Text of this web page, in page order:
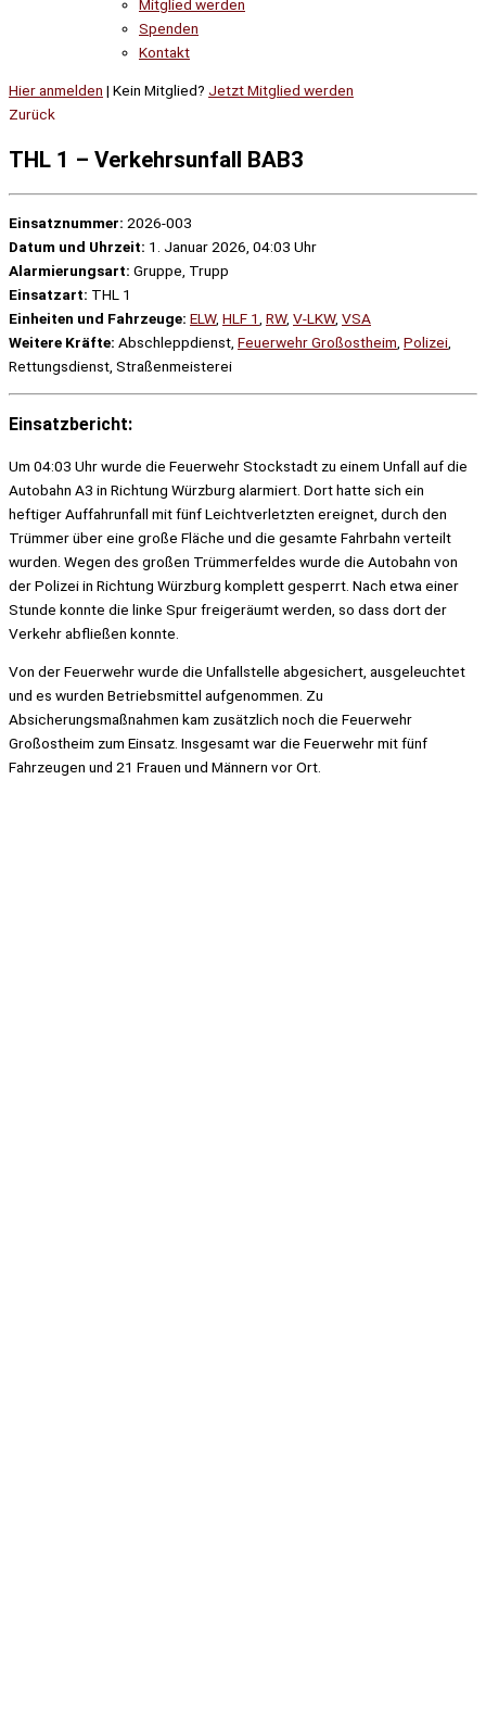
Mitglied werden
Spenden
Kontakt
Hier anmelden | Kein Mitglied? Jetzt Mitglied werden
Zurück
THL 1 – Verkehrsunfall BAB3
Einsatznummer: 2026-003
Datum und Uhrzeit: 1. Januar 2026, 04:03 Uhr
Alarmierungsart: Gruppe, Trupp
Einsatzart: THL 1
Einheiten und Fahrzeuge: ELW, HLF 1 RW, V-LKW, VSA
Weitere Kräfte: Abschleppdienst, Feuerwehr Großostheim Polizei
Rettungsdienst, Straßenmeisterei
Einsatzbericht:
Um 04:03 Uhr wurde die Feuerwehr Stockstadt zu einem Unfall auf die
Autobahn A3 in Richtung Würzburg alarmiert. Dort hatte sich ein
heftiger Auffahrunfall mit fünf Leichtverletzten ereignet, durch den
Trümmer über eine große Fläche und die gesamte Fahrbahn verteilt
wurden. Wegen des großen Trümmerfeldes wurde die Autobahn von
der Polizei in Richtung Würzburg komplett gesperrt. Nach etwa einer
Stunde konnte die linke Spur freigeräumt werden, so dass dort der
Verkehr abfließen konnte.
Von der Feuerwehr wurde die Unfallstelle abgesichert, ausgeleuchtet
und es wurden Betriebsmittel aufgenommen. Zu
Absicherungsmaßnahmen kam zusätzlich noch die Feuerwehr
Großostheim zum Einsatz. Insgesamt war die Feuerwehr mit fünf
Fahrzeugen und 21 Frauen und Männern vor Ort.